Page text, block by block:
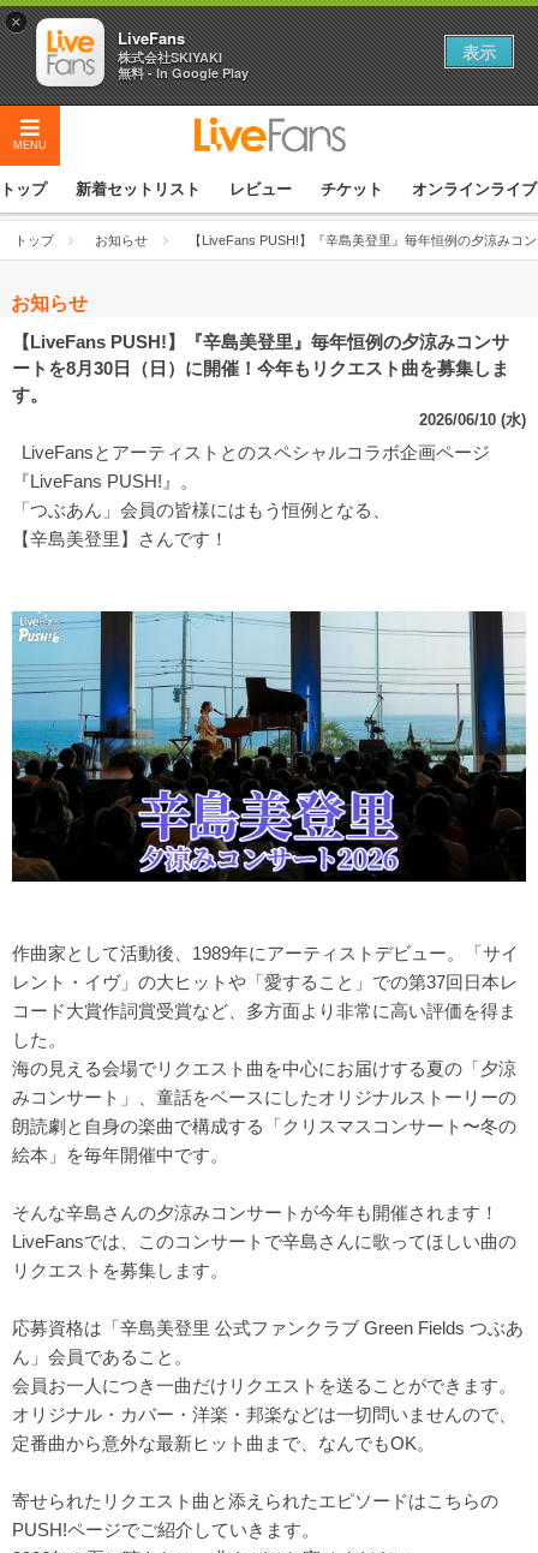
MENU
トップ 新着セットリスト レビュー チケット オンラインライブ
トップ お知らせ 【LiveFans PUSH!】『辛島美登里』毎年恒例の夕涼みコ
お知らせ
【LiveFans PUSH!】『辛島美登里』毎年恒例の夕涼みコンサ
ートを8月30日（日）に開催！今年もリクエスト曲を募集しま
す。
2026/06/10 (水)
LiveFansとアーティストとのスペシャルコラボ企画ページ
『LiveFans PUSH!』。
「つぶあん」会員の皆様にはもう恒例となる、
【辛島美登里】さんです！
作曲家として活動後、1989年にアーティストデビュー。「サイ
レント・イヴ」の大ヒットや「愛すること」での第37回日本レ
コード大賞作詞賞受賞など、多方面より非常に高い評価を得ま
した。
海の見える会場でリクエスト曲を中心にお届けする夏の「夕涼
みコンサート」、童話をベースにしたオリジナルストーリーの
朗読劇と自身の楽曲で構成する「クリスマスコンサート〜冬の
絵本」を毎年開催中です。
そんな辛島さんの夕涼みコンサートが今年も開催されます！
LiveFansでは、このコンサートで辛島さんに歌ってほしい曲の
リクエストを募集します。
応募資格は「辛島美登里 公式ファンクラブ Green Fields つぶあ
ん」会員であること。
会員お一人につき一曲だけリクエストを送ることができます。
オリジナル・カバー・洋楽・邦楽などは一切問いませんので、
定番曲から意外な最新ヒット曲まで、なんでもOK。
寄せられたリクエスト曲と添えられたエピソードはこちらの
PUSH!ページでご紹介していきます。
×
LiveFans
株式会社SKIYAKI
無料 - In Google Play
表示